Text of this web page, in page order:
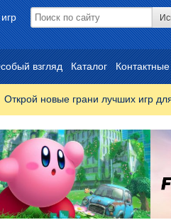
взгляд Каталог
Открой новые грани лучших игр